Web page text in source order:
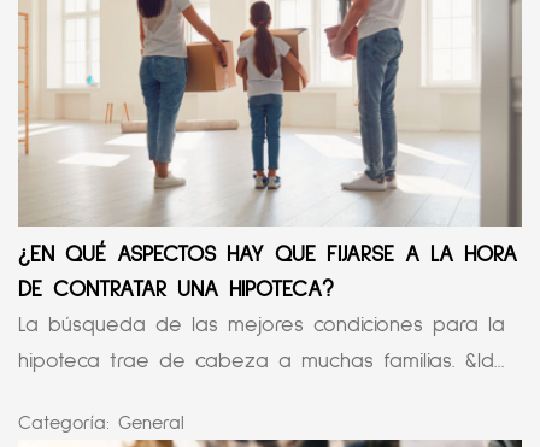
¿EN QUÉ ASPECTOS HAY QUE FIJARSE A LA HORA
DE CONTRATAR UNA HIPOTECA?
La búsqueda de las mejores condiciones para la
hipoteca trae de cabeza a muchas familias. &ld...
Categoría: General